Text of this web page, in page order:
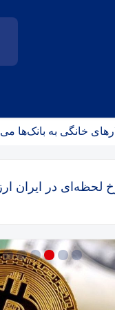
به بانک‌ها می‌روند؟/
لحظه‌ای در ایران